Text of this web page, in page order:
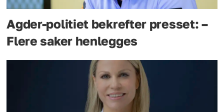
Agder-politiet bekrefter presset: –
Flere saker henlegges